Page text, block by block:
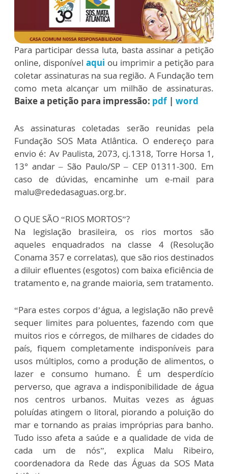
Para participar dessa luta, basta assinar a petição
online, disponível aqui ou imprimir a petição para
coletar assinaturas na sua região. A Fundação tem
como meta alcançar um milhão de assinaturas.
Baixe a petição para impressão: pdf| word
As assinaturas coletadas serão reunidas pela
Fundação SOS Mata Atlântica. O endereço para
envio é: Av Paulista, 2073, cj.1318, Torre Horsa 1,
13° andar – São Paulo/SP – CEP 01311-300. Em
caso de dúvidas, encaminhe um e-mail para
malu@rededasaguas.org.br.
O QUE SÃO “RIOS MORTOS”?
Na legislação brasileira, os rios mortos são
aqueles enquadrados na classe 4 (Resolução
Conama 357 e correlatas), que são rios destinados
a diluir efluentes (esgotos) com baixa eficiência de
tratamento e, na grande maioria, sem tratamento.
“Para estes corpos d’água, a legislação não prevê
sequer limites para poluentes, fazendo com que
muitos rios e córregos, de milhares de cidades do
país, fiquem completamente indisponíveis para
usos múltiplos, como a produção de alimentos, o
lazer e consumo humano. É um desperdício
perverso, que agrava a indisponibilidade de água
nos centros urbanos. Muitas vezes as águas
poluídas atingem o litoral, piorando a poluição do
mar e tornando as praias impróprias para banho.
Tudo isso afeta a saúde e a qualidade de vida de
cada um de nós”, explica Malu Ribeiro,
coordenadora da Rede das Águas da SOS Mata